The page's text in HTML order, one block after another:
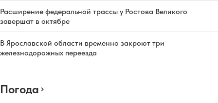
Расширение федеральной трассы у Ростова Великого
завершат в октябре
В Ярославской области временно закроют три
железнодорожных переезда
Погода